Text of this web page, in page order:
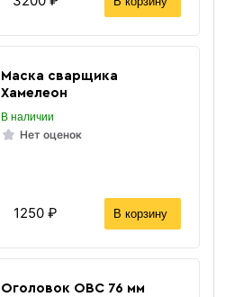
Маска сварщика
Хамелеон
В наличии
Нет оценок
1250 ₽ В корзину
Оголовок ОВС 76 мм